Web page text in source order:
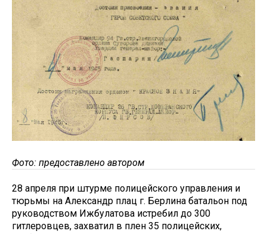
Фото: предоставлено автором
28 апреля при штурме полицейского управления и
тюрьмы на Александр плац г. Берлина батальон под
руководством Ижбулатова истребил до 300
гитлеровцев, захватил в плен 35 полицейских,